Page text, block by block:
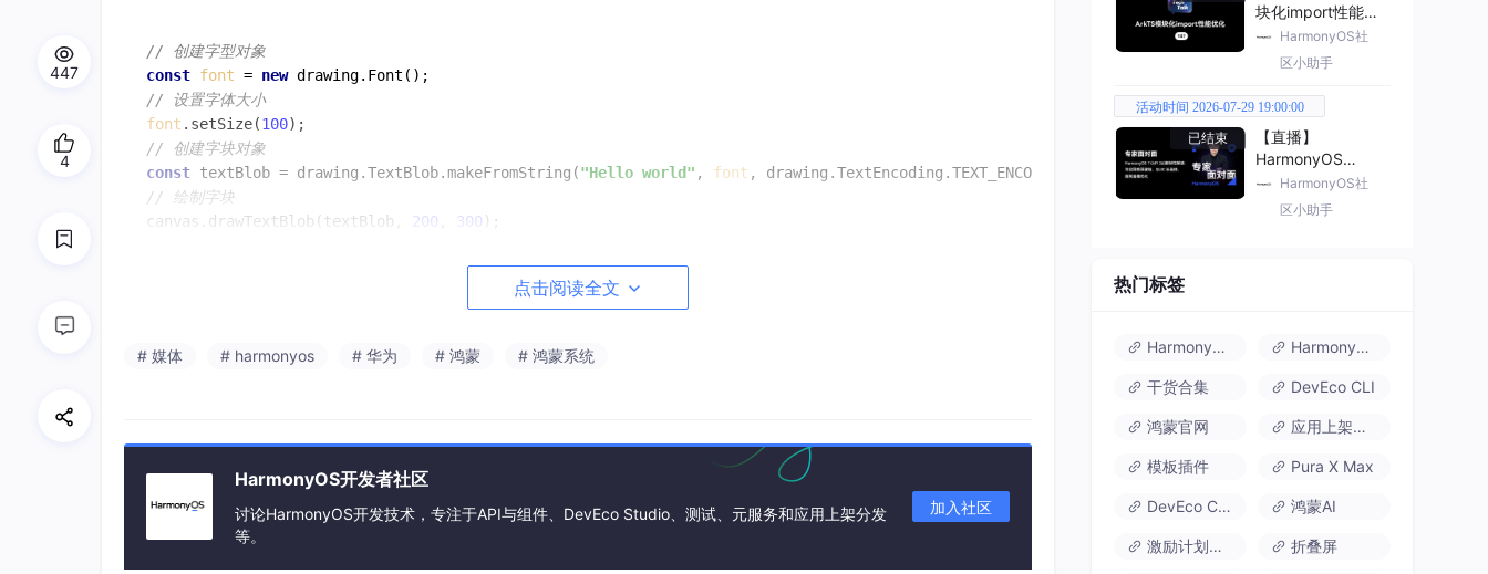
// 创建字型对象
const font = new
// 设置字体大小
font .setSize(100
// 创建字块对象
const textBlob = drawing.TextBlob.makeFromString("Hello world" , font
// 绘制字块
canvas.drawTextBlob(textBlob,
200 300 );
点击阅读全文
# 媒体 # harmonyos # 华为 # 鸿蒙 # 鸿蒙系统
HarmonyOS开发者社区
讨论HarmonyOS开发技术，专注于API与组件、DevEco Studio、测试、元服务和应用上架分发
等。
加入社区
447
4
块化import性能优
化 HarmonyOS社
区小助手
活动时间 2026-07-29 19:00:00
已结束
【直播】
HarmonyOS
7（API 26） 新特
性解读
HarmonyOS社
区小助手
热门标签
HarmonyOS 6 HarmonyOS 7.0
干货合集 DevEco CLI
鸿蒙官网 应用上架速通
模板插件 Pura X Max
DevEco Code 鸿蒙AI
激励计划达标指南 折叠屏